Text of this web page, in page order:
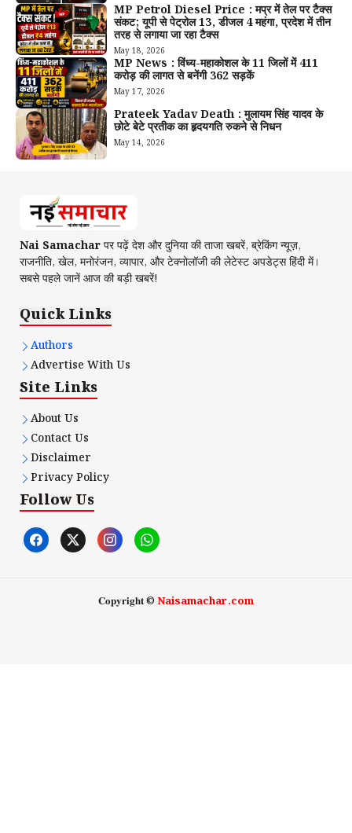
MP Petrol Diesel Price : मप्र में तेल पर टैक्स
संकट; यूपी से पेट्रोल ₹13, डीजल ₹4 महंगा, प्रदेश में तीन
तरह से लगाया जा रहा टैक्स
May 18, 2026
MP News : विंध्य-महाकोशल के 11 जिलों में 411
करोड़ की लागत से बनेंगी 362 सड़कें
May 17, 2026
Prateek Yadav Death : मुलायम सिंह यादव के
छोटे बेटे प्रतीक का हृदयगति रुकने से निधन
May 14, 2026
Nai Samacharपर पढ़ें देश और दुनिया की ताजा खबरें, ब्रेकिंग न्यूज़,
राजनीति, खेल, मनोरंजन, व्यापार, और टेक्नोलॉजी की लेटेस्ट अपडेट्स हिंदी में।
सबसे पहले जानें आज की बड़ी खबरें!
Quick Links
Authors
Advertise With Us
Site Links
About Us
Contact Us
Disclaimer
Privacy Policy
Follow Us
𝐂𝐨𝐩𝐲𝐫𝐢𝐠𝐡𝐭 ©Naisamachar.com